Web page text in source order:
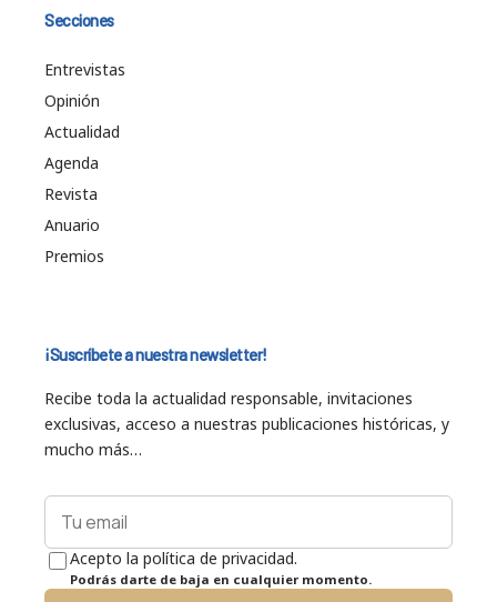
Secciones
Entrevistas
Opinión
Actualidad
Agenda
Revista
Anuario
Premios
¡Suscríbete a nuestra newsletter!
Recibe toda la actualidad responsable, invitaciones
exclusivas, acceso a nuestras publicaciones históricas, y
mucho más…
Acepto la política de privacidad.
Podrás darte de baja en cualquier momento.